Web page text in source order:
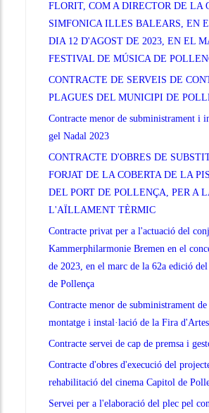
FLORIT, COM A DIRECTOR DE LA
SIMFONICA ILLES BALEARS, EN
DIA 12 D'AGOST DE 2023, EN EL
FESTIVAL DE MÚSICA DE
CONTRACTE DE SERVEIS DE
PLAGUES DEL MUNICIPI DE
Contracte menor de subministrament i
gel Nadal 2023
CONTRACTE D'OBRES DE
FORJAT DE LA COBERTA DE LA
DEL PORT DE POLLENÇA, PER A
L'AÏLLAMENT TÈRMIC
Contracte privat per a l'actuació del
Kammerphilarmonie Bremen en el
de 2023, en el marc de la 62a edició
de Pollença
Contracte menor de subministrament
montatge i instal·lació de la Fira
Contracte servei de cap de premsa i
Contracte d'obres d'execució del
rehabilitació del cinema Capitol de
Servei per a l'elaboració del plec pel